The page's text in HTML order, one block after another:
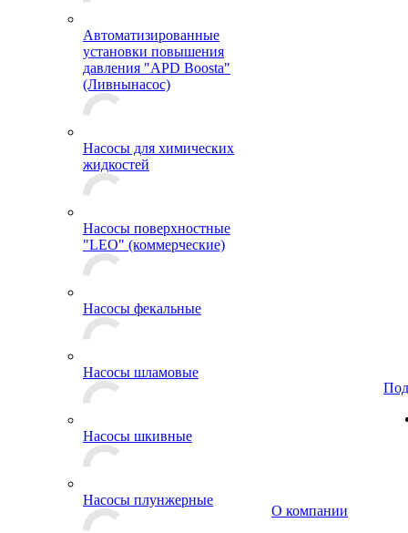
Автоматизированные
установки повышения
давления "APD Boosta"
(Ливнынасос)
Насосы для химических
жидкостей
Насосы поверхностные
"LEO" (коммерческие)
Насосы фекальные
Насосы шламовые
Насосы шкивные
Насосы плунжерные
О компании